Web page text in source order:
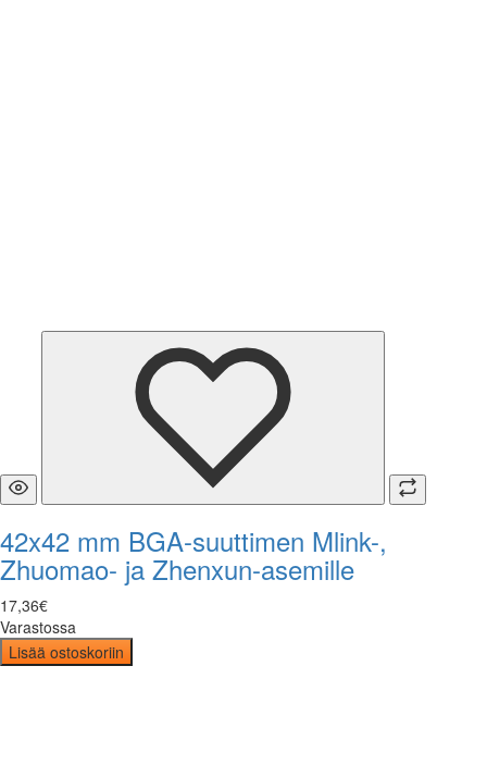
42x42 mm BGA-suuttimen Mlink-,
Zhuomao- ja Zhenxun-asemille
17,36€
Varastossa
Lisää ostoskoriin